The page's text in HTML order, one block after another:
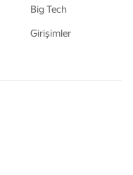
Big Tech
Girişimler